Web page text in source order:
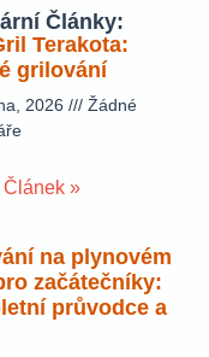
Články:
Terakota:
grilování
2026
Žádné
Článek »
na plynovém
začátečníky:
průvodce a